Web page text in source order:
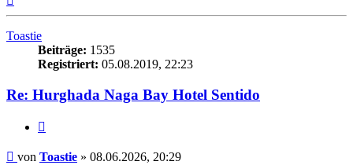
Toastie
Beiträge: 1535
Registriert: 05.08.2019, 22:23
Re: Hurghada Naga Bay Hotel Sentido
Beitrag
von Toastie » 08.06.2026, 20:29